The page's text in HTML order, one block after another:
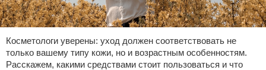
Косметологи уверены: уход должен соответствовать не
только вашему типу кожи, но и возрастным особенностям.
Расскажем, какими средствами стоит пользоваться и что